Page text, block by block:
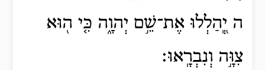
ה יְֽ֭הַלְלוּ אֶת־שֵׁ֣ם יְהוָ֑ה כִּ֤י ה֖וּא
צִוָּ֣ה וְנִבְרָֽאוּ׃